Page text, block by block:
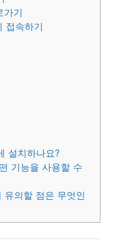
가기
접속하기
설치하나요?
기능을 사용할 수
유의할 점은 무엇인